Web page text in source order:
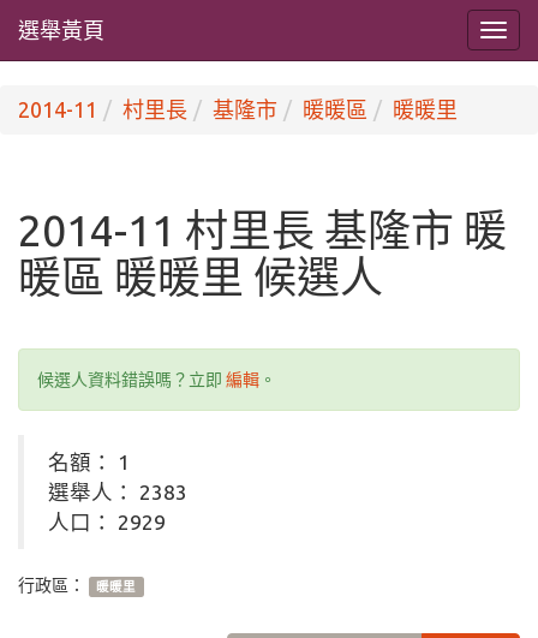
選舉黃頁
2014-11 村里長 基隆市 暖暖區 暖暖里
2014-11 村里長 基隆市 暖
暖區 暖暖里 候選人
候選人資料錯誤嗎？立即 編輯 。
名額： 1
選舉人： 2383
人口： 2929
行政區： 暖暖里